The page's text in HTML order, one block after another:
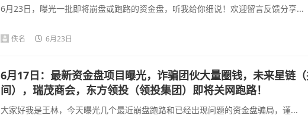
6月23日，曝光一批即将崩盘或跑路的资金盘，听我给你细说！欢迎留言反馈分享...
佚名 6月23日
6月17日：最新资金盘项目曝光，诈骗团伙大量圈钱，未来星链
间），瑞茂商会，东方领投（领投集团）即将关网跑路！
大家好我是王林，今天曝光几个最近崩盘跑路和已经出现问题的资金盘骗局，谨...